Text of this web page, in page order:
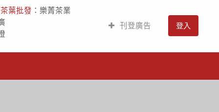
茶葉批發 ：樂菁茶業
刊登廣告 登入